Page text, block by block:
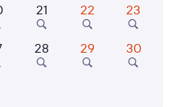
21 22 23
28 29 30